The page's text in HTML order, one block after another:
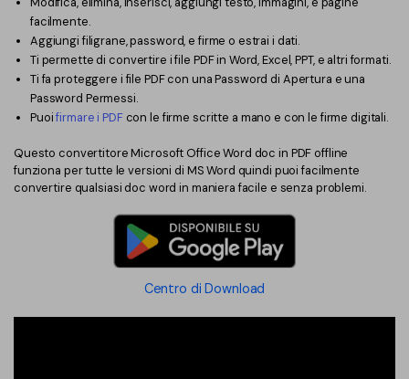
facilmente.
Aggiungi filigrane, password, e firme o estrai i dati.
Ti permette di convertire i file PDF in Word, Excel, PPT, e altri formati.
Ti fa proteggere i file PDF con una Password di Apertura e una
Password Permessi.
Puoifirmare i PDFcon le firme scritte a mano e con le firme digitali.
Questo convertitore Microsoft Office Word doc in PDF offline
funziona per tutte le versioni di MS Word quindi puoi facilmente
convertire qualsiasi doc word in maniera facile e senza problemi.
Centro di Download